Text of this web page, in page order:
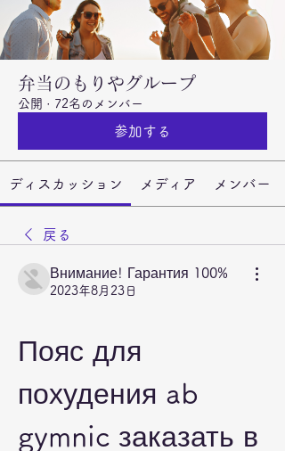
弁当のもりやグループ
公開 · 72名のメンバー
参加する
ディスカッション メディア メンバー
戻る
Внимание! Гарантия 100%
2023年8月23日
Пояс для
похудения ab
gymnic заказать в